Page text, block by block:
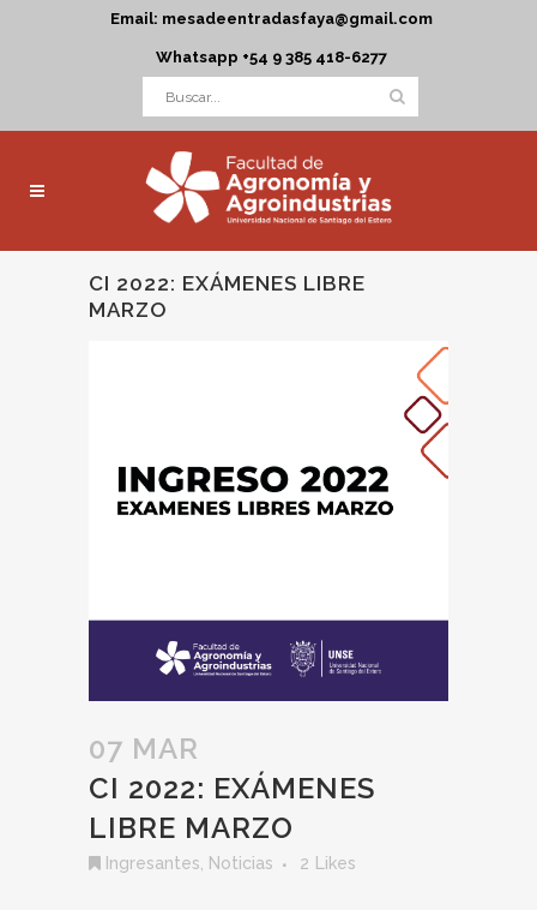
Email: mesadeentradasfaya@gmail.com
Whatsapp +54 9 385 418-6277
CI 2022: EXÁMENES LIBRE
MARZO
07 MAR
CI 2022: EXÁMENES
LIBRE MARZO
Ingresantes Noticias 2 Likes